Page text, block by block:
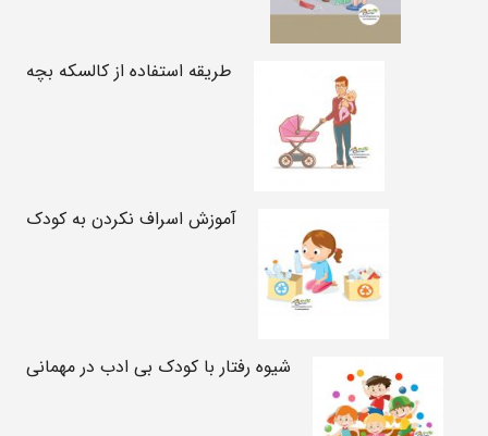
طریقه استفاده از کالسکه بچه
آموزش اسراف نکردن به کودک
شیوه رفتار با کودک بی ادب در مهمانی